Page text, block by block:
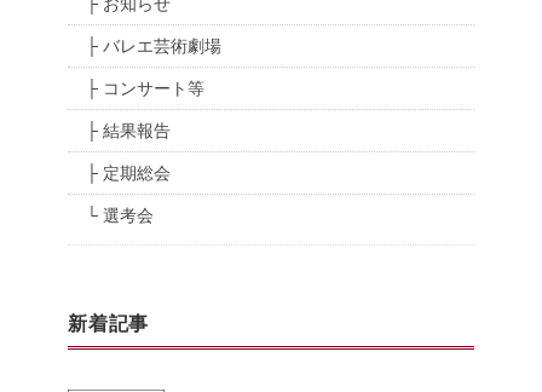
├ バレエ芸術劇場
├ コンサート等
├ 結果報告
├ 定期総会
└ 選考会
新着記事